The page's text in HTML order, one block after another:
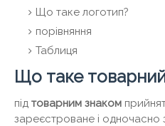
Що таке логотип?
порівняння
Таблиця
Що таке
під товарним знаком
зареєстроване і